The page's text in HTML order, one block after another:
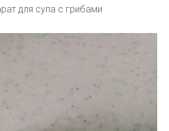
для супа с грибами